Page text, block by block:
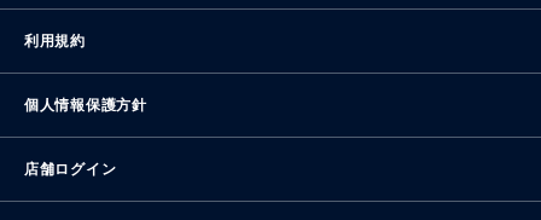
利用規約
個人情報保護方針
店舗ログイン